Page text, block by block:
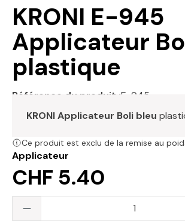
KRONI E-945
Applicateur
plastique
Référence du produit :E-945
KRONI Applicateur Boli bleu
Applicateur
CHF 5.40
Ce produit est exclu de la remise au
Quantité du produit :